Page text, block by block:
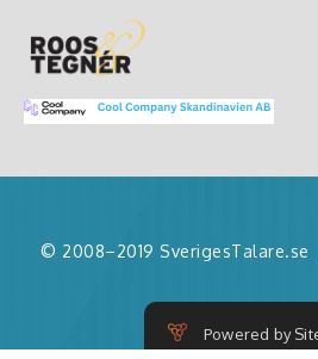
© 2008–2019 SverigesTalare.se
Powered by